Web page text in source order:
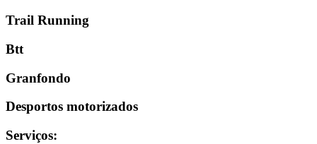
Trail Running
Btt
Granfondo
Desportos motorizados
Serviços: